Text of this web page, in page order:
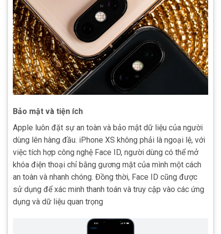
Bảo mật và tiện ích
Apple luôn đặt sự an toàn và bảo mật dữ liệu của người
dùng lên hàng đầu. iPhone XS không phải là ngoại lệ, với
việc tích hợp công nghệ Face ID, người dùng có thể mở
khóa điện thoại chỉ bằng gương mặt của mình một cách
an toàn và nhanh chóng. Đồng thời, Face ID cũng được
sử dụng để xác minh thanh toán và truy cập vào các ứng
dụng và dữ liệu quan trọng